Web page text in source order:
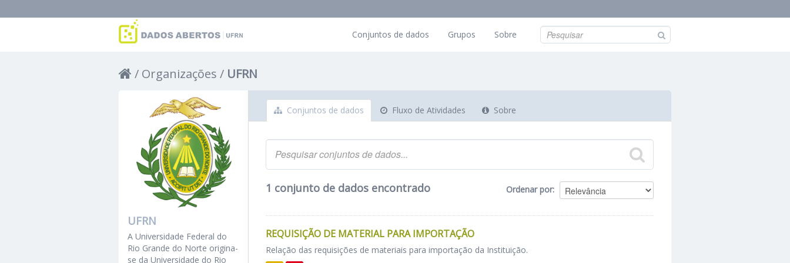
Conjuntos de dados Grupos Sobre
Organizações UFRN
Conjuntos de dados Fluxo de Atividades Sobre
Ordenar por
1 conjunto de dados encontrado
REQUISIÇÃO DE MATERIAL PARA IMPORTAÇÃO
Relação das requisições de materiais para importação da Instituição.
UFRN
A Universidade Federal do
Rio Grande do Norte origina-
se da Universidade do Rio